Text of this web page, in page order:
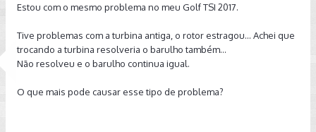
Estou com o mesmo problema no meu Golf TSI 2017.
Tive problemas com a turbina antiga, o rotor estragou... Achei que
trocando a turbina resolveria o barulho também...
Não resolveu e o barulho continua igual.
O que mais pode causar esse tipo de problema?